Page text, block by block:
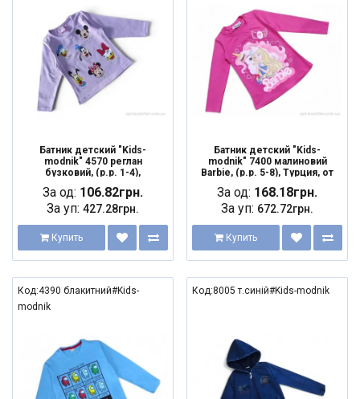
Батник детский "Kids-
modnik" 4570 реглан
бузковий, (р.р. 1-4),
За од: 106.82грн.
За уп: 427.28грн.
Купить
Батник детский "Kids-
modnik" 7400 малиновий
Barbie, (р.р. 5-8), Турция, от
За од: 168.18грн.
За уп: 672.72грн.
Купить
Код:4390 блакитний#Kids-
modnik
Код:8005 т.синій#Kids-modnik